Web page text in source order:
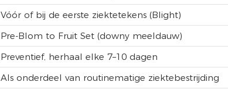
Vóór of bij de eerste ziektetekens (Blight)
Pre-Blom to Fruit Set (downy meeldauw)
Preventief, herhaal elke 7–10 dagen
Als onderdeel van routinematige ziektebestrijding